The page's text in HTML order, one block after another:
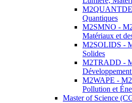
Quantiques
M2SMNO -
Matériaux et
M2SOLIDS -
Solides
M2TRADD -
M2WAPE -
Pollution et
Master of Science